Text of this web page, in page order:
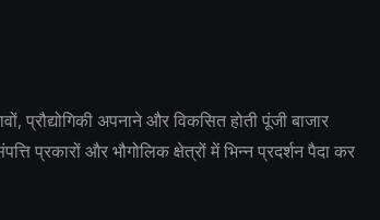
प्रौद्योगिकी अपनाने और विकसित होती पूंजी बाजार
प्रकारों और भौगोलिक क्षेत्रों में भिन्न प्रदर्शन पैदा कर